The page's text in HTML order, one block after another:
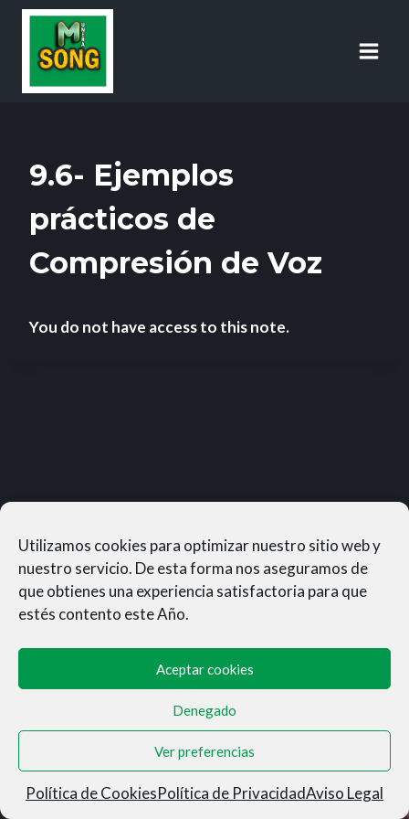
Utilizamos cookies para optimizar nuestro sitio web y
nuestro servicio. De esta forma nos aseguramos de
que obtienes una experiencia satisfactoria para que
estés contento este Año.
Aceptar cookies
Denegado
Ver preferencias
Política de CookiesPolítica de PrivacidadAviso Legal
9.6- Ejemplos
prácticos de
Compresión de Voz
You do not have access to this note.
MUNERASONG®- © 2026
Aviso Legal|Privacidad|Condiciones de Venta|
Cookies